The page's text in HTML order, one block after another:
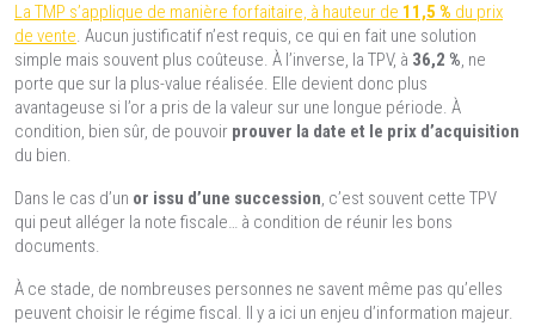
La TMP s’applique de manière forfaitaire, à hauteur de 11,5 % du prix
de vente. Aucun justificatif n’est requis, ce qui en fait une solution
simple mais souvent plus coûteuse. À l’inverse, la TPV, à 36,2 %, ne
porte que sur la plus-value réalisée. Elle devient donc plus
avantageuse si l’or a pris de la valeur sur une longue période. À
condition, bien sûr, de pouvoir prouver la date et le prix d’acquisition
du bien.
Dans le cas d’un or issu d’une succession, c’est souvent cette TPV
qui peut alléger la note fiscale… à condition de réunir les bons
documents.
À ce stade, de nombreuses personnes ne savent même pas qu’elles
peuvent choisir le régime fiscal. Il y a ici un enjeu d’information majeur.